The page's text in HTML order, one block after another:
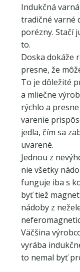
Indukčná
tradičné varné
porézny. Stačí
to.
Doska dokáže
presne, že
To je dôležité
a mliečne
rýchlo a
varenie
jedla, čím sa
uvarené.
Jednou z
nie všetky
funguje iba s
byť tiež
nádoby z
Väčšina
vyrába
to nemal byť